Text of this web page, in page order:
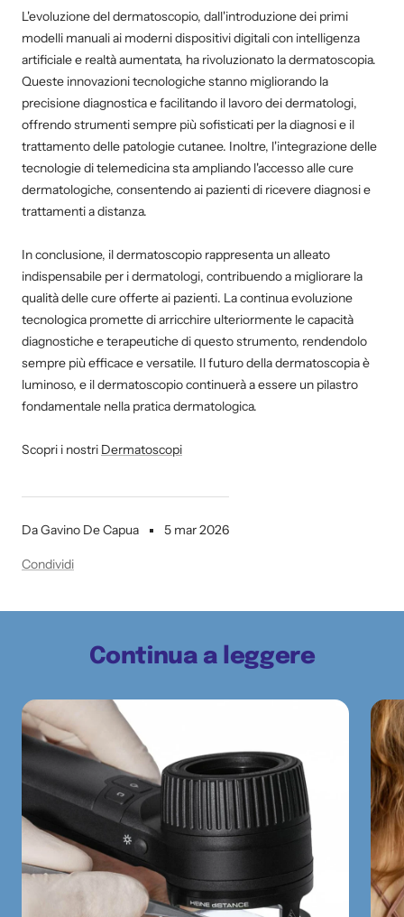
Da Gavino De Capua 5 mar 2026
Condividi
L'evoluzione del dermatoscopio, dall'introduzione dei primi
modelli manuali ai moderni dispositivi digitali con intelligenza
artificiale e realtà aumentata, ha rivoluzionato la dermatoscopia.
Queste innovazioni tecnologiche stanno migliorando la
precisione diagnostica e facilitando il lavoro dei dermatologi,
offrendo strumenti sempre più sofisticati per la diagnosi e il
trattamento delle patologie cutanee. Inoltre, l'integrazione delle
tecnologie di telemedicina sta ampliando l'accesso alle cure
dermatologiche, consentendo ai pazienti di ricevere diagnosi e
trattamenti a distanza.
In conclusione, il dermatoscopio rappresenta un alleato
indispensabile per i dermatologi, contribuendo a migliorare la
qualità delle cure offerte ai pazienti. La continua evoluzione
tecnologica promette di arricchire ulteriormente le capacità
diagnostiche e terapeutiche di questo strumento, rendendolo
sempre più efficace e versatile. Il futuro della dermatoscopia è
luminoso, e il dermatoscopio continuerà a essere un pilastro
fondamentale nella pratica dermatologica.
Scopri i nostri Dermatoscopi
Continua a leggere